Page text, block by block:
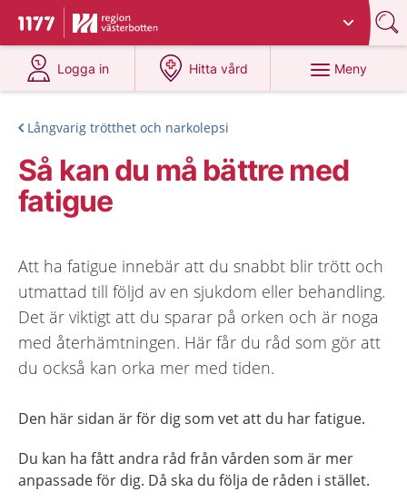
Till startsidan för 1177
Du har valt region
Logga in
på 1177.se
Hitta vård
på 1177.se
Meny
Långvarig trötthet och narkolepsi
Så kan du må bättre med
fatigue
Att ha fatigue innebär att du snabbt blir trött och
utmattad till följd av en sjukdom eller behandling.
Det är viktigt att du sparar på orken och är noga
med återhämtningen. Här får du råd som gör att
du också kan orka mer med tiden.
Den här sidan är för dig som vet att du har fatigue.
Du kan ha fått andra råd från vården som är mer
anpassade för dig. Då ska du följa de råden i stället.